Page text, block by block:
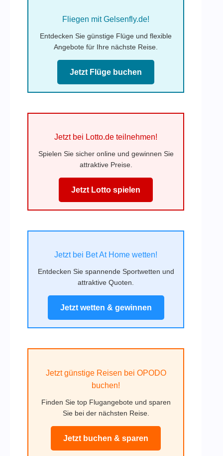
Fliegen mit Gelsenfly.de!
Entdecken Sie günstige Flüge und flexible
Angebote für Ihre nächste Reise.
Jetzt Flüge buchen
Jetzt bei Lotto.de teilnehmen!
Spielen Sie sicher online und gewinnen Sie
attraktive Preise.
Jetzt Lotto spielen
Jetzt bei Bet At Home wetten!
Entdecken Sie spannende Sportwetten und
attraktive Quoten.
Jetzt wetten & gewinnen
Jetzt günstige Reisen bei OPODO
buchen!
Finden Sie top Flugangebote und sparen
Sie bei der nächsten Reise.
Jetzt buchen & sparen